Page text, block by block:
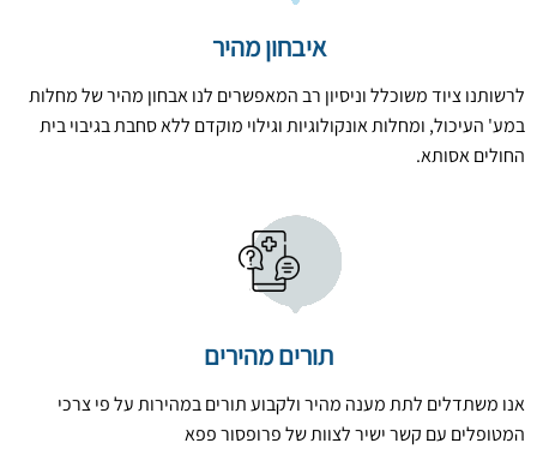
איבחון מהיר
לרשותנו ציוד משוכלל וניסיון רב המאפשרים לנו אבחון מהיר של מחלות
במע' העיכול, ומחלות אונקולוגיות וגילוי מוקדם ללא סחבת בגיבוי בית
החולים אסותא.
תורים מהירים
אנו משתדלים לתת מענה מהיר ולקבוע תורים במהירות על פי צרכי
המטופלים עם קשר ישיר לצוות של פרופסור פפא ​